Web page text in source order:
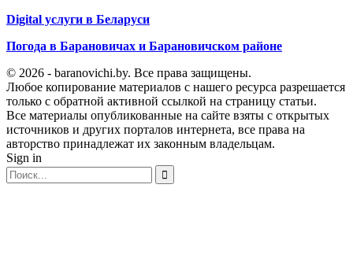
Digital услуги в Беларуси
Погода в Барановичах и Барановичском районе
© 2026 - baranovichi.by. Все права защищены.
Любое копирование материалов с нашего ресурса разрешается
только с обратной активной ссылкой на страницу статьи.
Все материалы опубликованные на сайте взяты с открытых
источников и других порталов интернета, все права на
авторство принадлежат их законным владельцам.
Sign in